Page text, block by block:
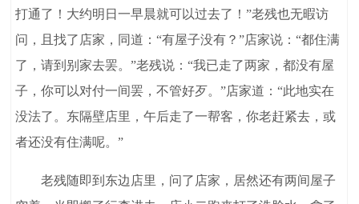
打通了！大约明日一早晨就可以过去了！”老残也无暇访
问，且找了店家，同道：“有屋子没有？”店家说：“都住满
了，请到别家去罢。”老残说：“我已走了两家，都没有屋
子，你可以对付一间罢，不管好歹。”店家道：“此地实在
没法了。东隔壁店里，午后走了一帮客，你老赶紧去，或
者还没有住满呢。”
老残随即到东边店里，问了店家，居然还有两间屋子